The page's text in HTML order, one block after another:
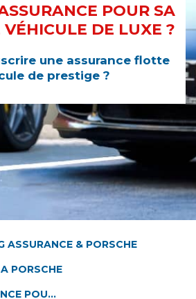
POUR SA
VÉHICULE DE LUXE ?
une assurance flotte
de prestige ?
ASSURANCE & PORSCHE
PORSCHE
POU...